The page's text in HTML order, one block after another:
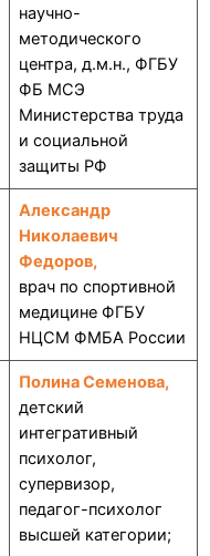
научно-
методического
центра, д.м.н., ФГБУ
ФБ МСЭ
Министерства труда
и социальной
защиты РФ
Александр
Николаевич
Федоров,
врач по спортивной
медицине ФГБУ
НЦСМ ФМБА России
Полина Семенова,
детский
интегративный
психолог,
супервизор,
педагог-психолог
высшей категории;